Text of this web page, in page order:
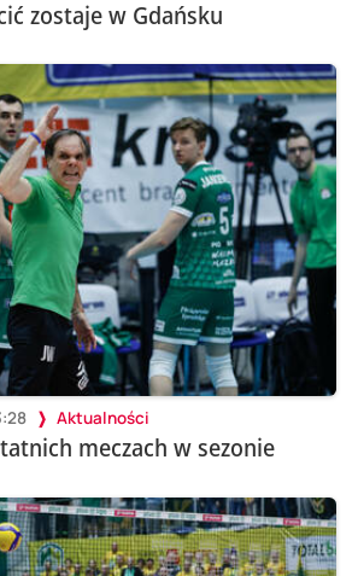
zostaje w Gdańsku
Aktualności
meczach w sezonie